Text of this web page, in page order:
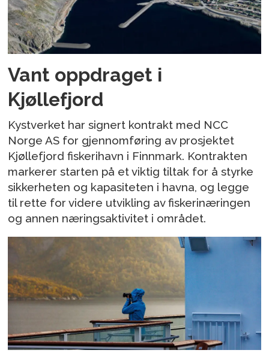
Vant oppdraget i
Kjøllefjord
Kystverket har signert kontrakt med NCC
Norge AS for gjennomføring av prosjektet
Kjøllefjord fiskerihavn i Finnmark. Kontrakten
markerer starten på et viktig tiltak for å styrke
sikkerheten og kapasiteten i havna, og legge
til rette for videre utvikling av fiskerinæringen
og annen næringsaktivitet i området.